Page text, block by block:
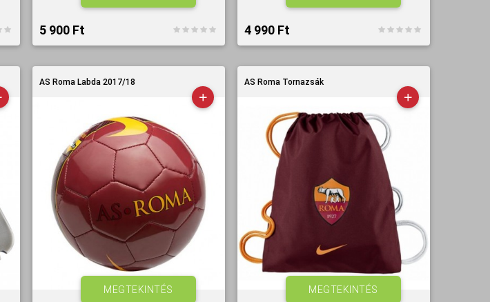
5 900 Ft‎ 4 990 Ft‎
AS Roma Labda 2017/18
MEGTEKINTÉS
AS Roma Tornazsák
MEGTEKINTÉS